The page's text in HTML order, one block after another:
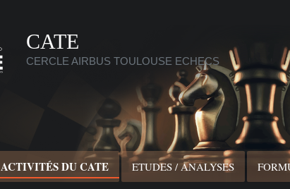
CATE
CERCLE AIRBUS TOULOUSE ECHECS
ACTIVITÉS DU CATE ETUDES / ANALYSES